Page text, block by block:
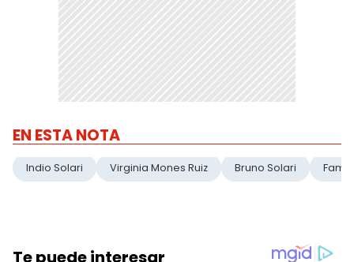
EN ESTA NOTA
Indio Solari Virginia Mones Ruiz Bruno Solari